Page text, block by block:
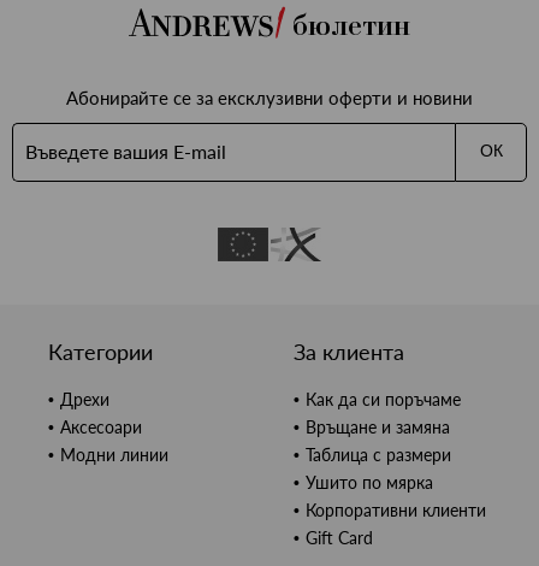
бюлетин
Абонирайте се за ексклузивни оферти и новини
ОК
Категории
Дрехи
Аксесоари
Модни линии
За клиента
Как да си поръчаме
Връщане и замяна
Таблица с размери
Ушито по мярка
Корпоративни клиенти
Gift Card